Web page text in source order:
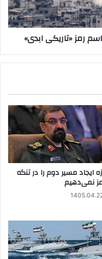
رمز «تاریکی ابدی»
ایجاد مسیر دوم را در تنگه
نمی‌دهیم